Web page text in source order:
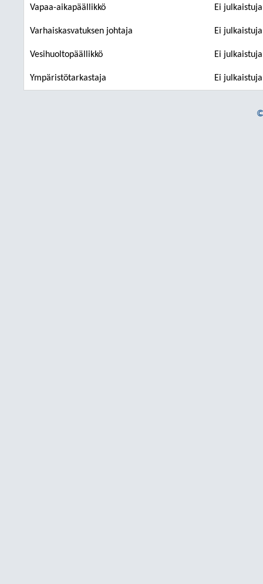
Vapaa-aikapäällikkö Ei
Varhaiskasvatuksen johtaja Ei
Vesihuoltopäällikkö Ei
Ympäristötarkastaja Ei